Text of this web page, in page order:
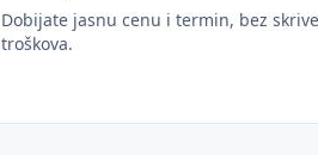
Dobijate jasnu cenu i termin, bez
troškova.